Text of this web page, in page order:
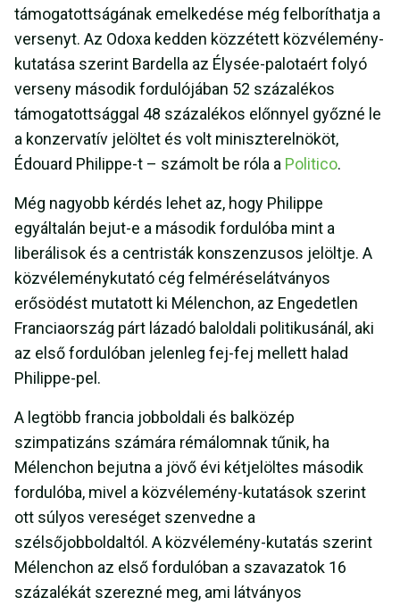
támogatottságának emelkedése még felboríthatja a
versenyt. Az Odoxa kedden közzétett közvélemény-
kutatása szerint Bardella az Élysée-palotaért folyó
verseny második fordulójában 52 százalékos
támogatottsággal 48 százalékos előnnyel győzné le
a konzervatív jelöltet és volt miniszterelnököt,
Édouard Philippe-t – számolt be róla a Politico.
Még nagyobb kérdés lehet az, hogy Philippe
egyáltalán bejut-e a második fordulóba mint a
liberálisok és a centristák konszenzusos jelöltje. A
közvéleménykutató cég felméréselátványos
erősödést mutatott ki Mélenchon, az Engedetlen
Franciaország párt lázadó baloldali politikusánál, aki
az első fordulóban jelenleg fej-fej mellett halad
Philippe-pel.
A legtöbb francia jobboldali és balközép
szimpatizáns számára rémálomnak tűnik, ha
Mélenchon bejutna a jövő évi kétjelöltes második
fordulóba, mivel a közvélemény-kutatások szerint
ott súlyos vereséget szenvedne a
szélsőjobboldaltól. A közvélemény-kutatás szerint
Mélenchon az első fordulóban a szavazatok 16
százalékát szerezné meg, ami látványos